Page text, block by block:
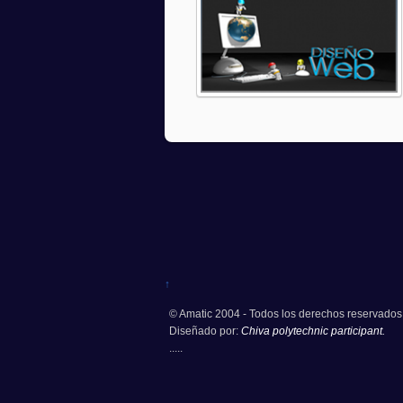
↑
© Amatic 2004 - Todos los derechos
Diseñado por: Chiva polytechnic participant.